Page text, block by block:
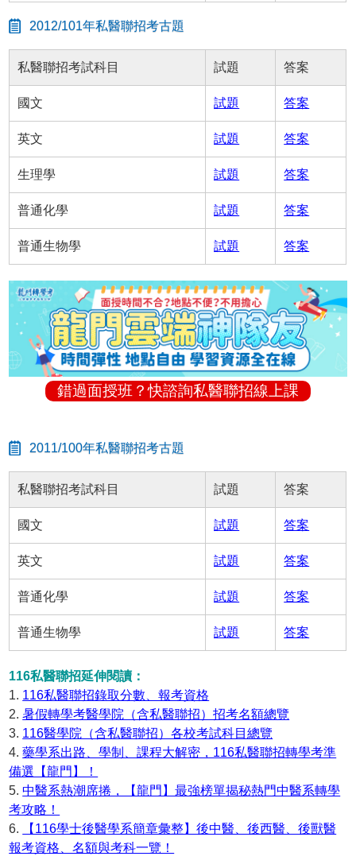
2012/101年私醫聯招考古題
私醫聯招考試科目 試題 答案
國文 試題 答案
英文 試題 答案
生理學 試題 答案
普通化學 試題 答案
普通生物學 試題 答案
錯過面授班？快諮詢私醫聯招線上課
2011/100年私醫聯招考古題
私醫聯招考試科目 試題 答案
國文 試題 答案
英文 試題 答案
普通化學 試題 答案
普通生物學 試題 答案
116私醫聯招延伸閱讀：
1. 116私醫聯招錄取分數、報考資格
2.暑假轉學考醫學院（含私醫聯招）招考名額總覽
3. 116醫學院（含私醫聯招）各校考試科目總覽
4.藥學系出路、學制、課程大解密，116私醫聯招轉學考準
備選【龍門】！
5.中醫系熱潮席捲，【龍門】最強榜單揭秘熱門中醫系轉學
考攻略！
6.
【116學士後醫學系簡章彙整】後中醫、後西醫、後獸醫
報考資格、名額與考科一覽！